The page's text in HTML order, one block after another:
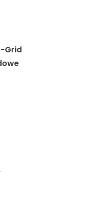
Grid